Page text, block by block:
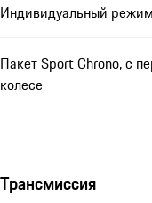
Индивидуальный
Пакет Sport Chrono, с
колесе
Трансмиссия